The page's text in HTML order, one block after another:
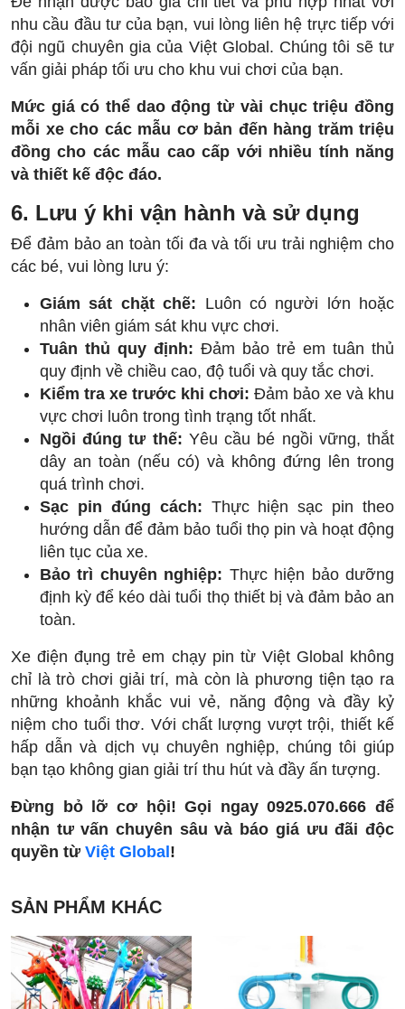
nhu cầu đầu tư của bạn, vui lòng liên hệ trực tiếp với
đội ngũ chuyên gia của Việt Global. Chúng tôi sẽ tư
vấn giải pháp tối ưu cho khu vui chơi của bạn.
Mức giá có thể dao động từ vài chục triệu đồng
mỗi xe cho các mẫu cơ bản đến hàng trăm triệu
đồng cho các mẫu cao cấp với nhiều tính năng
và thiết kế độc đáo.
6. Lưu ý khi vận hành và sử dụng
Để đảm bảo an toàn tối đa và tối ưu trải nghiệm cho
các bé, vui lòng lưu ý:
Giám sát chặt chẽ: Luôn có người lớn hoặc
nhân viên giám sát khu vực chơi.
Tuân thủ quy định: Đảm bảo trẻ em tuân thủ
quy định về chiều cao, độ tuổi và quy tắc chơi.
Kiểm tra xe trước khi chơi: Đảm bảo xe và khu
vực chơi luôn trong tình trạng tốt nhất.
Ngồi đúng tư thế: Yêu cầu bé ngồi vững, thắt
dây an toàn (nếu có) và không đứng lên trong
quá trình chơi.
Sạc pin đúng cách: Thực hiện sạc pin theo
hướng dẫn để đảm bảo tuổi thọ pin và hoạt động
liên tục của xe.
Bảo trì chuyên nghiệp: Thực hiện bảo dưỡng
định kỳ để kéo dài tuổi thọ thiết bị và đảm bảo an
toàn.
Xe điện đụng trẻ em chạy pin từ Việt Global không
chỉ là trò chơi giải trí, mà còn là phương tiện tạo ra
những khoảnh khắc vui vẻ, năng động và đầy kỷ
niệm cho tuổi thơ. Với chất lượng vượt trội, thiết kế
hấp dẫn và dịch vụ chuyên nghiệp, chúng tôi giúp
bạn tạo không gian giải trí thu hút và đầy ấn tượng.
Đừng bỏ lỡ cơ hội! Gọi ngay 0925.070.666 để
nhận tư vấn chuyên sâu và báo giá ưu đãi độc
quyền từ Việt Global!
SẢN PHẨM KHÁC